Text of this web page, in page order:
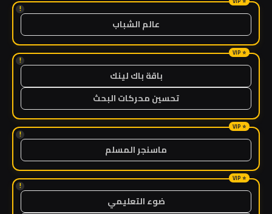
!
عالم الشباب
!
باقة باك لينك
تحسين محركات البحث
!
ماسنجر المسلم
!
ضوء التعليمي